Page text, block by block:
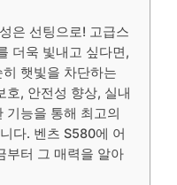
은 선팅으로! 고급스
더욱 빛내고 싶다면,
햇빛을 차단하는
호, 안전성 향상, 실내
기능을 통해 최고의
다. 벤츠 S580에 어
부터 그 매력을 알아